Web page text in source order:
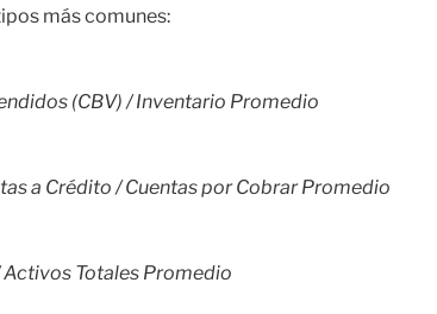
más comunes:
(CBV) / Inventario Promedio
a Crédito / Cuentas por Cobrar Promedio
Activos Totales Promedio